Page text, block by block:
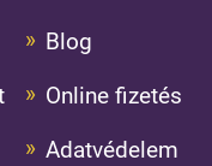
Blog
Online fizetés
Adatvédelem